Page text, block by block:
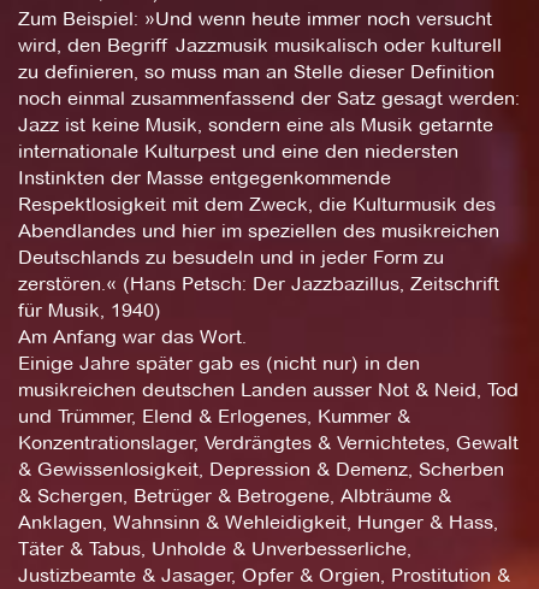
Zum Beispiel: »Und wenn heute immer noch versucht
wird, den Begriff Jazzmusik musikalisch oder kulturell
zu definieren, so muss man an Stelle dieser Definition
noch einmal zusammenfassend der Satz gesagt werden:
Jazz ist keine Musik, sondern eine als Musik getarnte
internationale Kulturpest und eine den niedersten
Instinkten der Masse entgegenkommende
Respektlosigkeit mit dem Zweck, die Kulturmusik des
Abendlandes und hier im speziellen des musikreichen
Deutschlands zu besudeln und in jeder Form zu
zerstören.« (Hans Petsch: Der Jazzbazillus, Zeitschrift
für Musik, 1940)
Am Anfang war das Wort.
Einige Jahre später gab es (nicht nur) in den
musikreichen deutschen Landen ausser Not & Neid, Tod
und Trümmer, Elend & Erlogenes, Kummer &
Konzentrationslager, Verdrängtes & Vernichtetes, Gewalt
& Gewissenlosigkeit, Depression & Demenz, Scherben
& Schergen, Betrüger & Betrogene, Albträume &
Anklagen, Wahnsinn & Wehleidigkeit, Hunger & Hass,
Täter & Tabus, Unholde & Unverbesserliche,
Justizbeamte & Jasager, Opfer & Orgien, Prostitution &